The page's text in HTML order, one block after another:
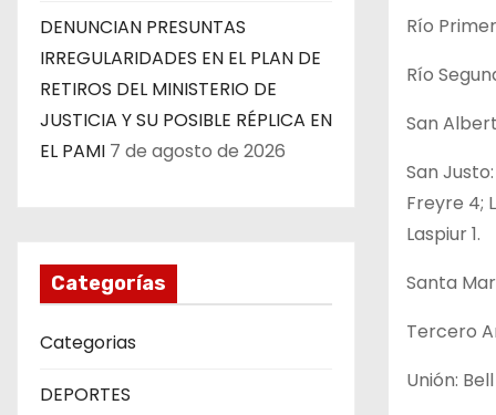
DENUNCIAN PRESUNTAS
IRREGULARIDADES EN EL PLAN DE
RETIROS DEL MINISTERIO DE
JUSTICIA Y SU POSIBLE RÉPLICA EN
EL PAMI 7 de agosto de 2026
Categorías
Categorias
DEPORTES
Río
Río
San
San
Freyre 4;
Laspiur 1.
Santa
Tercero
Unión: